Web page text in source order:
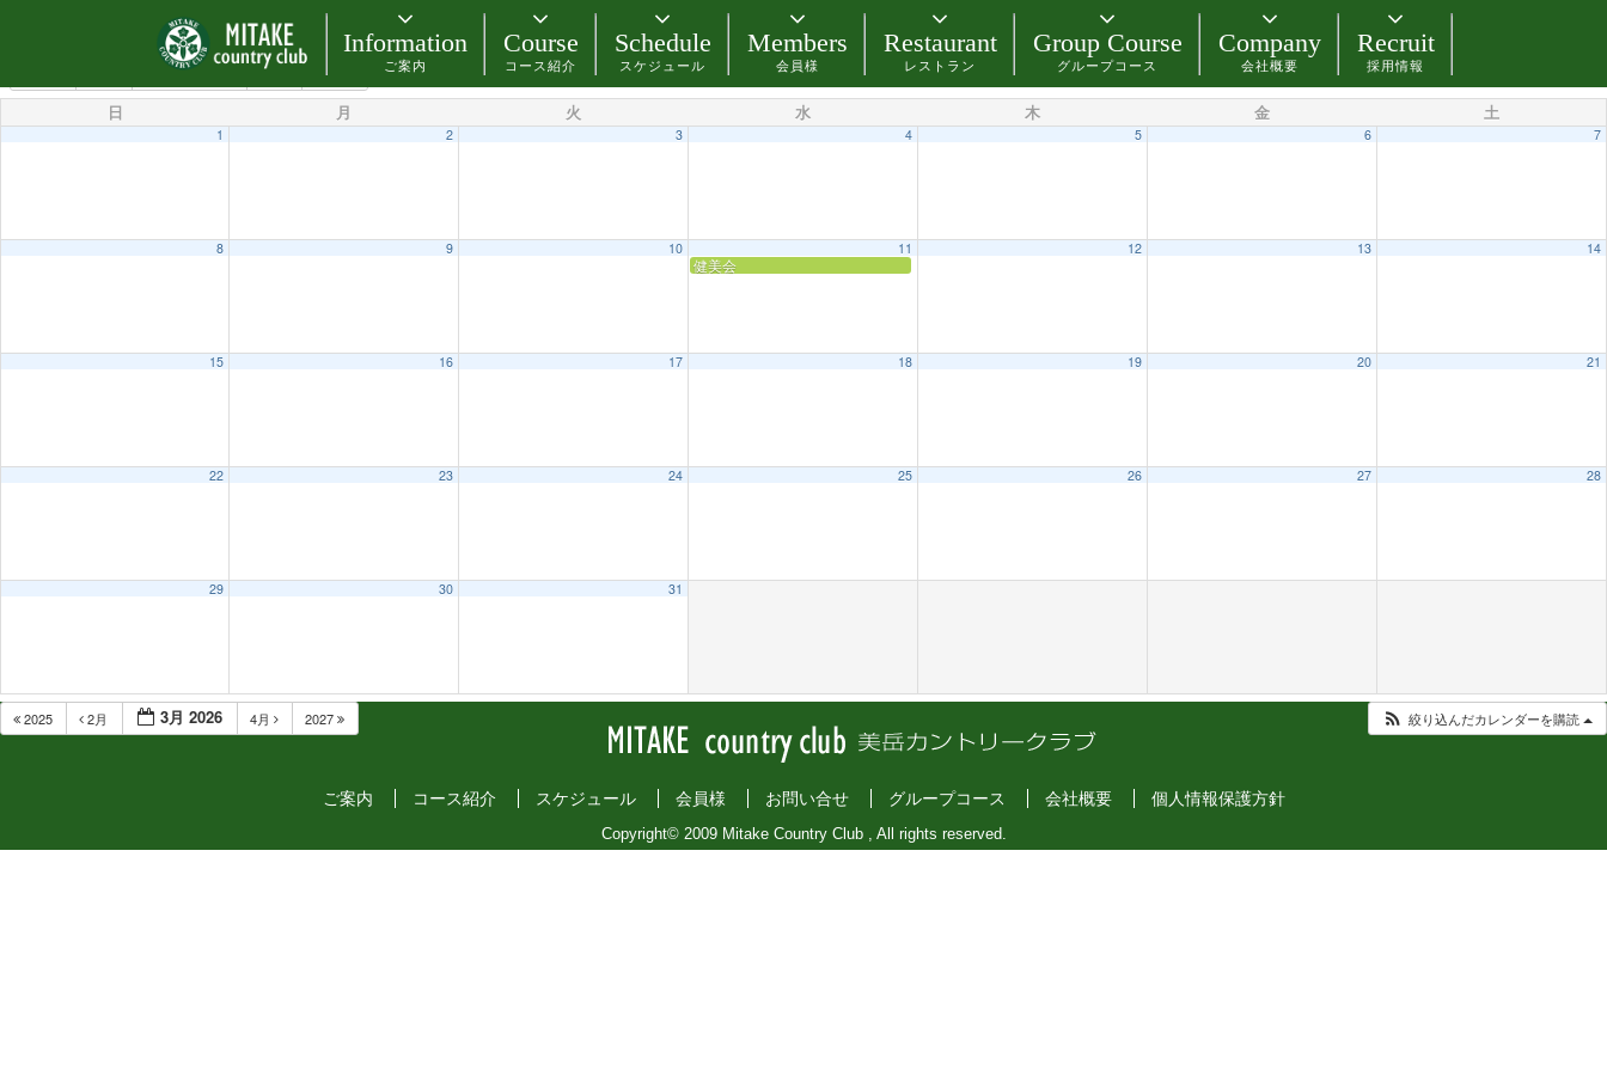
Information
ご案内
Course
コース紹介
Schedule
スケジュール
Members
会員様
Restaurant
レストラン
Group Course
グループコース
Company
会社概要
Recruit
採用情報
3月 2026 4月 2027
日 月 火 水 木 金 土
1 2 3 4 5 6 7
8 9 10 11
健美会
12 13 14
15 16 17 18 19 20 21
22 23 24 25 26 27 28
29 30 31
2025 2月 3月 2026 4月 2027 絞り込んだカレンダーを購読
ご案内 コース紹介 スケジュール 会員様 お問い合せ グループコース 会社概要 個人情報保護方針
Copyright© 2009 Mitake Country Club , All rights reserved.